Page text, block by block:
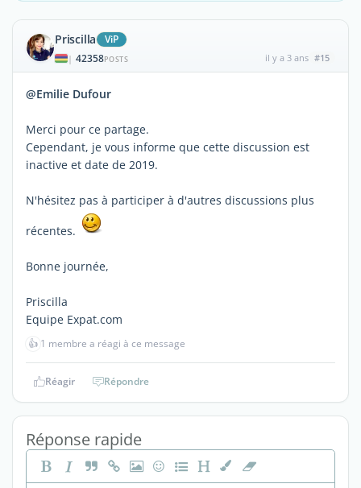
Priscilla ViP
| 42358POSTS il y a 3 ans #15
@Emilie Dufour
Merci pour ce partage.
Cependant, je vous informe que cette discussion est
inactive et date de 2019.
N'hésitez pas à participer à d'autres discussions plus
récentes.
Bonne journée,
Priscilla
Equipe Expat.com
👍 1 membre a réagi à ce message
Réagir Répondre
Réponse rapide